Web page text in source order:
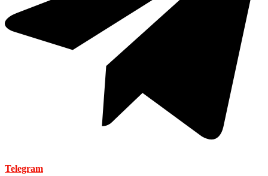
Telegram